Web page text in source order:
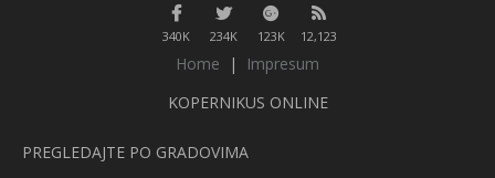
340K 234K 123K 12,123
Home |
Impresum
KOPERNIKUS ONLINE
PREGLEDAJTE PO GRADOVIMA